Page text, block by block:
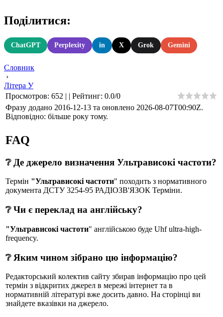
Поділитися:
ChatGPT Perplexity in X Grok Gemini
Словник
›
Літера У
Просмотров: 652 | | Рейтинг: 0.0/0
Фразу додано 2016-12-13 та оновлено 2026-08-07T00:90Z.
Відповідно: більше року тому.
FAQ
❔ Де джерело визначення Ультрависокі частоти?
Термін "Ультрависокі частоти" походить з нормативного
документа ДСТУ 3254-95 РАДIОЗВ'ЯЗОК Терміни.
❔ Чи є переклад на англійську?
"Ультрависокі частоти" англійською буде Uhf ultra-high-
frequency.
❔ Яким чином зібрано цю інформацію?
Редакторський колектив сайту збирав інформацію про цей
термін з відкритих джерел в мережі інтернет та в
нормативній літературі вже досить давно. На сторінці ви
знайдете вказівки на джерело.